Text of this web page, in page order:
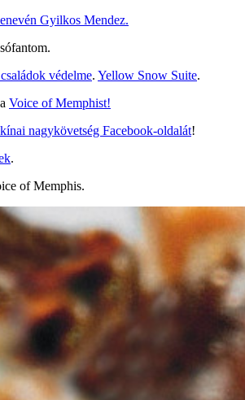
Gyilkos Mendez.
védelme. Yellow Snow Suite.
Voice of Memphist!
nagykövetség Facebook-oldalát!
.
of Memphis.